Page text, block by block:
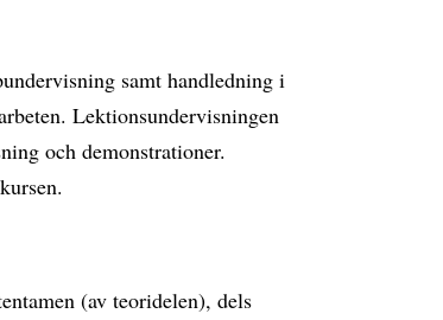
samt handledning i
Lektionsundervisningen
och demonstrationer.
(av teoridelen), dels